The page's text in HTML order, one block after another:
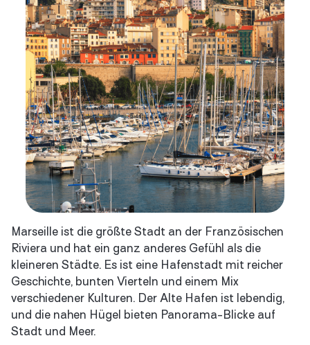
Marseille ist die größte Stadt an der Französischen
Riviera und hat ein ganz anderes Gefühl als die
kleineren Städte. Es ist eine Hafenstadt mit reicher
Geschichte, bunten Vierteln und einem Mix
verschiedener Kulturen. Der Alte Hafen ist lebendig,
und die nahen Hügel bieten Panorama-Blicke auf
Stadt und Meer.